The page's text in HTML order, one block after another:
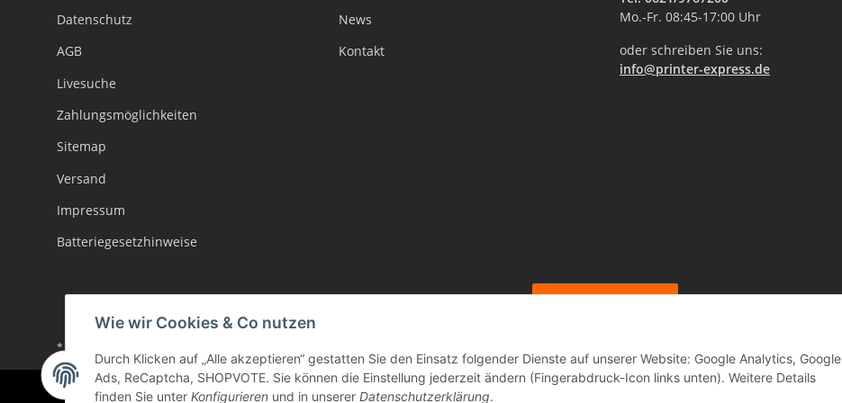
Datenschutz
AGB
Livesuche
Zahlungsmöglichkeiten
Sitemap
Versand
Impressum
Batteriegesetzhinweise
News
Kontakt
Mo.-Fr. 08:45-17:00 Uhr
oder schreiben Sie uns:
info@printer-express.de
* Alle Preise inkl. gesetzlicher USt., zzgl.
© Printer-Express
Wie wir Cookies & Co nutzen
Durch Klicken auf „Alle akzeptieren“ gestatten Sie den Einsatz folgender Dienste auf unserer Website: Google Analytics, Google
Ads, ReCaptcha, SHOPVOTE. Sie können die Einstellung jederzeit ändern (Fingerabdruck-Icon links unten). Weitere Details
finden Sie unter Konfigurieren und in unserer Datenschutzerklärung.